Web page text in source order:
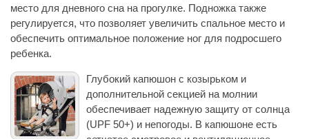
место для дневного сна на прогулке. Подножка также
регулируется, что позволяет увеличить спальное место и
обеспечить оптимальное положение ног для подросшего
ребенка.
Глубокий капюшон с козырьком и
дополнительной секцией на молнии
обеспечивает надежную защиту от солнца
(UPF 50+) и непогоды. В капюшоне есть